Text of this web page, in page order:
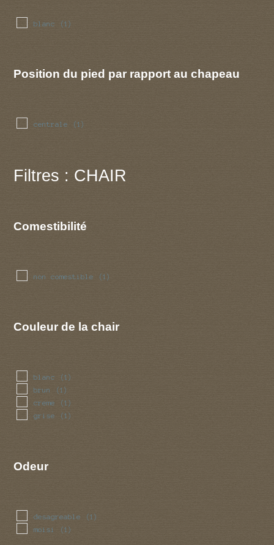
blanc (1)
Position du pied par rapport au chapeau
centrale (1)
Filtres : CHAIR
Comestibilité
non comestible (1)
Couleur de la chair
blanc (1)
brun (1)
creme (1)
grise (1)
Odeur
desagreable (1)
moisi (1)